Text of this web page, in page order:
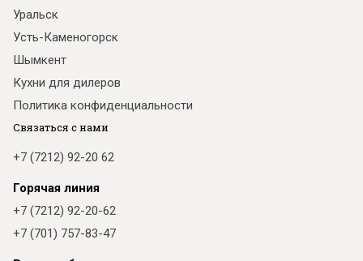
Уральск
Усть-Каменогорск
Шымкент
Кухни для дилеров
Политика конфиденциальности
Связаться с нами
+7 (7212) 92-20 62
Горячая линия
+7 (7212) 92-20-62
+7 (701) 757-83-47